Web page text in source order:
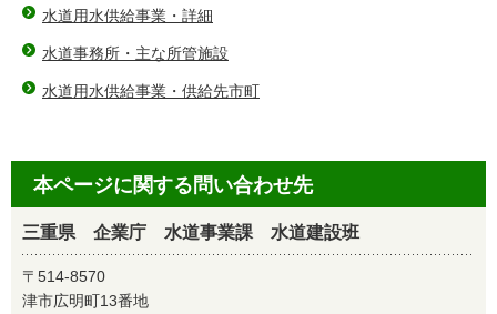
水道用水供給事業・詳細
水道事務所・主な所管施設
水道用水供給事業・供給先市町
本ページに関する問い合わせ先
三重県 企業庁 水道事業課 水道建設班
〒514-8570
津市広明町13番地